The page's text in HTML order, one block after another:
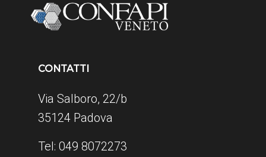
CONTATTI
Via Salboro, 22/b
35124 Padova
Tel: 049 8072273